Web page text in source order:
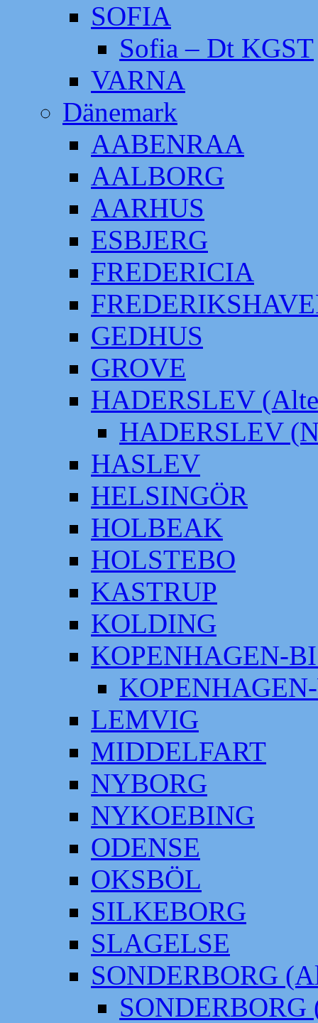
SOFIA
Sofia – Dt KGST
VARNA
Dänemark
AABENRAA
AALBORG
AARHUS
ESBJERG
FREDERICIA
GEDHUS
GROVE
HADERSLEV
HADERSLEV
HASLEV
HELSINGÖR
HOLBEAK
HOLSTEBO
KASTRUP
KOLDING
KOPENHAGEN-
LEMVIG
MIDDELFART
NYBORG
NYKOEBING
ODENSE
OKSBÖL
SILKEBORG
SLAGELSE
SONDERBORG
SONDERBORG